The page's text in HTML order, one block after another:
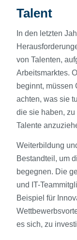
Talent
In den letzten
von Talenten,
Arbeitsmarktes.
beginnt, müssen
achten, was sie
die sie haben,
Talente
Weiterbildung
Bestandteil, um
begegnen. Die
und IT-
Beispiel für
es sich, zu